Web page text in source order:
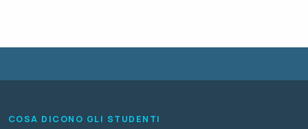
COSA DICONO GLI STUDENTI